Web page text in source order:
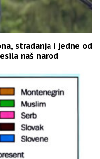
stradanja i jedne od
naš narod